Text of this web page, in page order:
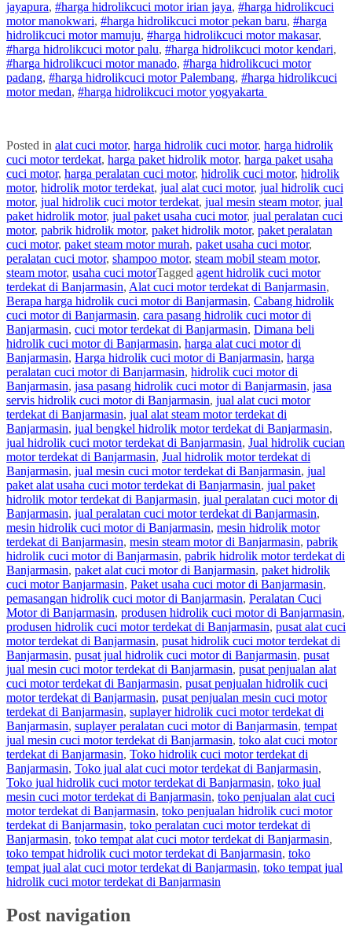
jayapura, #harga hidrolikcuci motoririan jaya, #harga hidrolikcuci
motormanokwari, #harga hidrolikcuci motorpekan baru, #harga
hidrolikcuci motormamuju, #harga hidrolikcuci motormakasar,
#harga hidrolikcuci motorpalu, #harga hidrolikcuci motorkendari,
#harga hidrolikcuci motormanado, #harga hidrolikcuci motor
padang, #harga hidrolikcuci motorPalembang, #harga hidrolikcuci
motormedan, #harga hidrolikcuci motoryogyakarta
Posted in alat cuci motor, harga hidrolik cuci motor, harga hidrolik
cuci motor terdekat, harga paket hidrolik motor, harga paket usaha
cuci motor, harga peralatan cuci motor, hidrolik cuci motor, hidrolik
motor, hidrolik motor terdekat, jual alat cuci motor, jual hidrolik cuci
motor, jual hidrolik cuci motor terdekat, jual mesin steam motor, jual
paket hidrolik motor, jual paket usaha cuci motor, jual peralatan cuci
motor, pabrik hidrolik motor, paket hidrolik motor, paket peralatan
cuci motor, paket steam motor murah, paket usaha cuci motor,
peralatan cuci motor, shampoo motor, steam mobil steam motor,
steam motor, usaha cuci motorTagged agent hidrolik cuci motor
terdekat di Banjarmasin, Alat cuci motor terdekat di Banjarmasin,
Berapa harga hidrolik cuci motor di Banjarmasin, Cabang hidrolik
cuci motor di Banjarmasin, cara pasang hidrolik cuci motor di
Banjarmasin, cuci motor terdekat di Banjarmasin, Dimana beli
hidrolik cuci motor di Banjarmasin, harga alat cuci motor di
Banjarmasin, Harga hidrolik cuci motor di Banjarmasin, harga
peralatan cuci motor di Banjarmasin, hidrolik cuci motor di
Banjarmasin, jasa pasang hidrolik cuci motor di Banjarmasin, jasa
servis hidrolik cuci motor di Banjarmasin, jual alat cuci motor
terdekat di Banjarmasin, jual alat steam motor terdekat di
Banjarmasin, jual bengkel hidrolik motor terdekat di Banjarmasin,
jual hidrolik cuci motor terdekat di Banjarmasin, Jual hidrolik cucian
motor terdekat di Banjarmasin, Jual hidrolik motor terdekat di
Banjarmasin, jual mesin cuci motor terdekat di Banjarmasin, jual
paket alat usaha cuci motor terdekat di Banjarmasin, jual paket
hidrolik motor terdekat di Banjarmasin, jual peralatan cuci motor di
Banjarmasin, jual peralatan cuci motor terdekat di Banjarmasin,
mesin hidrolik cuci motor di Banjarmasin, mesin hidrolik motor
terdekat di Banjarmasin, mesin steam motor di Banjarmasin, pabrik
hidrolik cuci motor di Banjarmasin, pabrik hidrolik motor terdekat di
Banjarmasin, paket alat cuci motor di Banjarmasin, paket hidrolik
cuci motor Banjarmasin, Paket usaha cuci motor di Banjarmasin,
pemasangan hidrolik cuci motor di Banjarmasin, Peralatan Cuci
Motor di Banjarmasin, produsen hidrolik cuci motor di Banjarmasin,
produsen hidrolik cuci motor terdekat di Banjarmasin, pusat alat cuci
motor terdekat di Banjarmasin, pusat hidrolik cuci motor terdekat di
Banjarmasin, pusat jual hidrolik cuci motor di Banjarmasin, pusat
jual mesin cuci motor terdekat di Banjarmasin, pusat penjualan alat
cuci motor terdekat di Banjarmasin, pusat penjualan hidrolik cuci
motor terdekat di Banjarmasin, pusat penjualan mesin cuci motor
terdekat di Banjarmasin, suplayer hidrolik cuci motor terdekat di
Banjarmasin, suplayer peralatan cuci motor di Banjarmasin, tempat
jual mesin cuci motor terdekat di Banjarmasin, toko alat cuci motor
terdekat di Banjarmasin, Toko hidrolik cuci motor terdekat di
Banjarmasin, Toko jual alat cuci motor terdekat di Banjarmasin,
Toko jual hidrolik cuci motor terdekat di Banjarmasin, toko jual
mesin cuci motor terdekat di Banjarmasin, toko penjualan alat cuci
motor terdekat di Banjarmasin, toko penjualan hidrolik cuci motor
terdekat di Banjarmasin, toko peralatan cuci motor terdekat di
Banjarmasin, toko tempat alat cuci motor terdekat di Banjarmasin,
toko tempat hidrolik cuci motor terdekat di Banjarmasin, toko
tempat jual alat cuci motor terdekat di Banjarmasin, toko tempat jual
hidrolik cuci motor terdekat di Banjarmasin
Post navigation